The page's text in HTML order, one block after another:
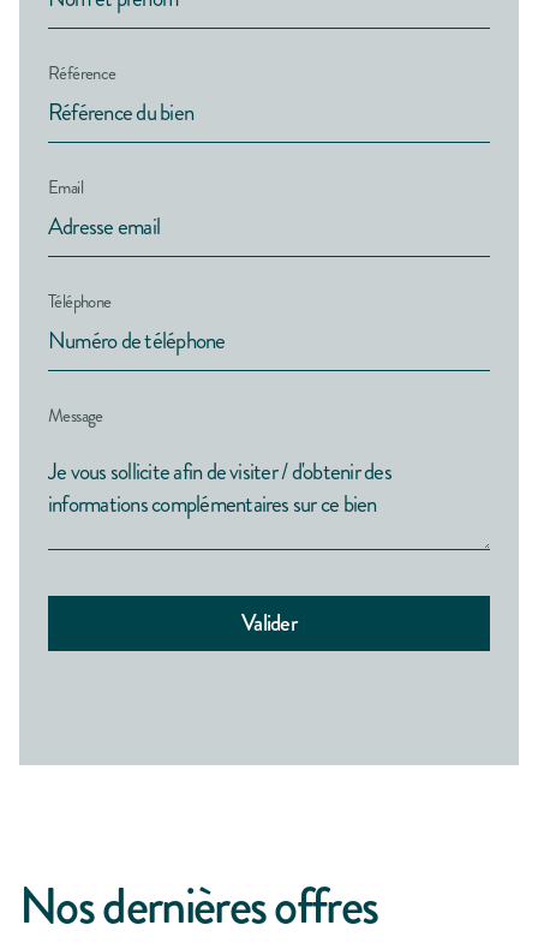
Référence
Email
Téléphone
Message
Nos dernières offres